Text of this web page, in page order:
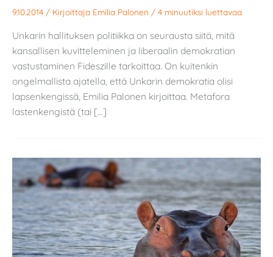
9.10.2014 / Kirjoittaja Emilia Palonen / 4 minuutiksi luettavaa
Unkarin hallituksen politiikka on seurausta siitä, mitä
kansallisen kuvitteleminen ja liberaalin demokratian
vastustaminen Fideszille tarkoittaa. On kuitenkin
ongelmallista ajatella, että Unkarin demokratia olisi
lapsenkengissä, Emilia Palonen kirjoittaa. Metafora
lastenkengistä (tai […]